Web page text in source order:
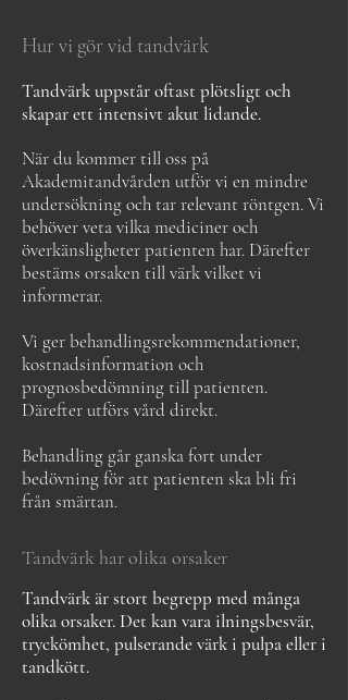
Hur vi gör vid tandvärk
Tandvärk uppstår oftast plötsligt och
skapar ett intensivt akut lidande.
När du kommer till oss på
Akademitandvården utför vi en mindre
undersökning och tar relevant röntgen. Vi
behöver veta vilka mediciner och
överkänsligheter patienten har. Därefter
bestäms orsaken till värk vilket vi
informerar.
Vi ger behandlingsrekommendationer,
kostnadsinformation och
prognosbedömning till patienten.
Därefter utförs vård direkt.
Behandling går ganska fort under
bedövning för att patienten ska bli fri
från smärtan.
Tandvärk har olika orsaker
Tandvärk är stort begrepp med många
olika orsaker. Det kan vara ilningsbesvär,
tryckömhet, pulserande värk i pulpa eller i
tandkött.